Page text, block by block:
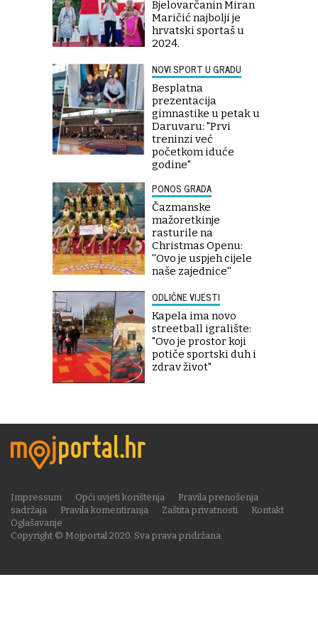
Bjelovarčanin Miran
Maričić najbolji je
hrvatski sportaš u
2024.
NOVI SPORT U GRADU
Besplatna
prezentacija
gimnastike u petak u
Daruvaru: "Prvi
treninzi već
početkom iduće
godine"
PONOS GRADA
Čazmanske
mažoretkinje
rasturile na
Christmas Openu:
''Ovo je uspjeh cijele
naše zajednice''
ODLIČNE VIJESTI
Kapela ima novo
streetball igralište:
"Ovo je prostor koji
potiče sportski duh i
zdrav život"
Copyright © Mojportal 2020. Sva prava pridržana.
Impressum Opći uvjeti korištenja
Pravila prenošenja
sadržaja
Pravila komentiranja Zaštita privatnosti
Kontakt
Oglašavanje